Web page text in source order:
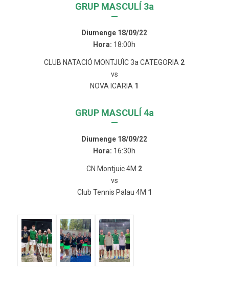
GRUP MASCULÍ 3a
—
Diumenge 18/09/22
Hora: 18:00h
CLUB NATACIÓ MONTJUÏC 3a CATEGORIA 2
vs
NOVA ICARIA 1
GRUP MASCULÍ 4a
—
Diumenge 18/09/22
Hora: 16:30h
CN Montjuic 4M 2
vs
Club Tennis Palau 4M 1